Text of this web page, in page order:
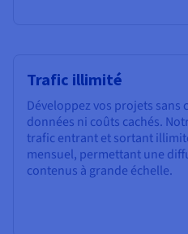
Trafic illimité
Développez vos projets
données ni coûts cachés.
trafic entrant et sortant
mensuel, permettant une
contenus à grande échelle.